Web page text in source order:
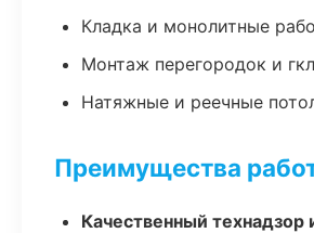
Кладка и монолитные
Монтаж перегородок и гкл
Натяжные и реечные
Преимущества
Качественный технадзор